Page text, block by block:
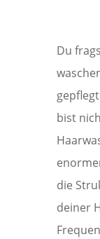
Du
bist
die
deiner